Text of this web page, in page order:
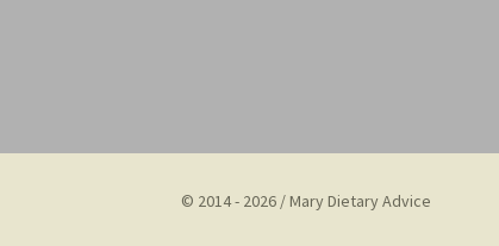
© 2014 - 2026 / Mary Dietary Advice